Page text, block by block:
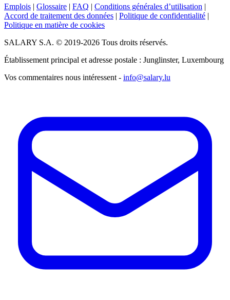
Emplois | Glossaire | FAQ | Conditions générales d’utilisation |
Accord de traitement des données | Politique de confidentialité |
Politique en matière de cookies
SALARY S.A. © 2019-2026 Tous droits réservés.
Établissement principal et adresse postale : Junglinster, Luxembourg
Vos commentaires nous intéressent - info@salary.lu